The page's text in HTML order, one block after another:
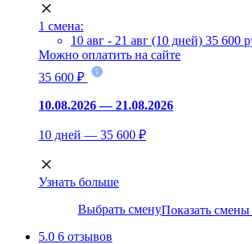
1 смена:
10 авг - 21 авг (10 дней) 35 600
Можно оплатить на сайте
35 600 ₽
10.08.2026 — 21.08.2026
10 дней — 35 600 ₽
Узнать больше
Выбрать сменуПоказать
5.0 6 отзывов